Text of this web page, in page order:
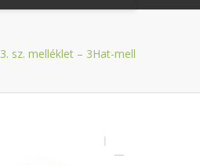
3. sz. melléklet – 3Hat-mell